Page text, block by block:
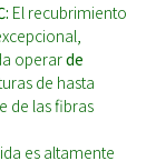
El recubrimiento
operarde
de hasta
de las fibras
es altamente